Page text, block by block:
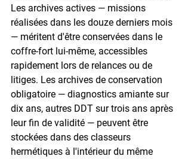
Les archives actives — missions
réalisées dans les douze derniers mois
— méritent d'être conservées dans le
coffre-fort lui-même, accessibles
rapidement lors de relances ou de
litiges. Les archives de conservation
obligatoire — diagnostics amiante sur
dix ans, autres DDT sur trois ans après
leur fin de validité — peuvent être
stockées dans des classeurs
hermétiques à l'intérieur du même